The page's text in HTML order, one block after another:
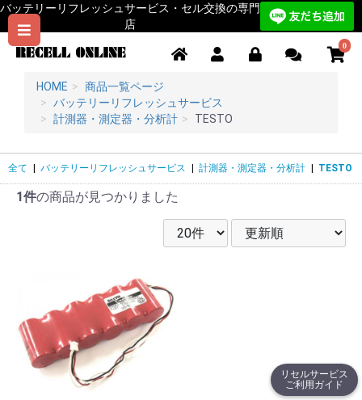
リセルサービス
ご利用ガイド
バッテリーリフレッシュサービス・セル交換の専門
店
0
HOME
商品一覧ページ
バッテリーリフレッシュサービス
計測器・測定器・分析計
TESTO
全て バッテリーリフレッシュサービス 計測器・測定器・分析計 TESTO
1件の商品が見つかりました